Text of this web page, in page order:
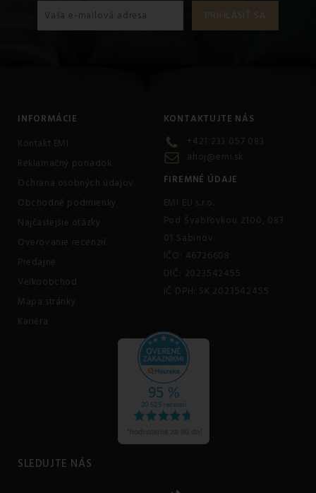
INFORMÁCIE
Kontakt EMI
Reklamačný poriadok
Ochrana osobných údajov
Obchodné podmienky
Najčastejšie otázky
Overovanie recenzií
Predajne
Veľkoobchod
Mapa stránky
Kariéra
KONTAKTUJTE NÁS
+421 233 057 083
ahoj@emi.sk
FIREMNÉ ÚDAJE
EMI EU s.r.o.
Pod Švabľovkou 2100, 083
01 Sabinov
IČO: 46726608
DIČ: 2023542455
IČ DPH: SK 2023542455
SLEDUJTE NÁS